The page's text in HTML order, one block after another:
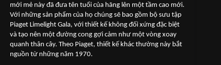
mới mẻ này đã đưa tên tuổi của hãng lên một tầm cao mới.
Với những sản phẩm của họ chúng sẽ bao gồm bộ sưu tập
Piaget Limelight Gala, với thiết kế không đối xứng đặc biệt
và tạo nên một đường cong gợi cảm như một vòng xoay
quanh thân cây. Theo Piaget, thiết kế khác thường này bắt
nguồn từ những năm 1970.